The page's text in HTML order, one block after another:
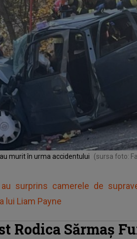
murit în urma accidentului (sursa foto:
surprins camerele de
lui Liam Payne
Rodica Sărmaș